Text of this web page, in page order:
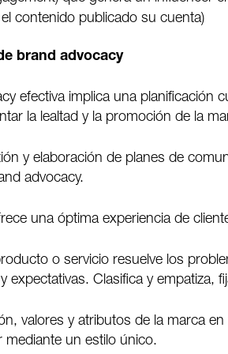
contenido publicado su cuenta)
brand advocacy
efectiva implica una planificación
la lealtad y la promoción de la
y elaboración de planes de
advocacy.
una óptima experiencia de
o servicio resuelve los
expectativas. Clasifica y empatiza,
valores y atributos de la marca
mediante un estilo único.